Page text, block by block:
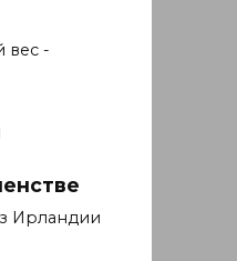
вес -
Ирландии